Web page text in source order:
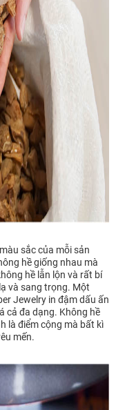
sắc của mỗi sản
hề giống nhau mà
hề lẫn lộn và rất bí
và sang trọng. Một
Jewelry in đậm dấu ấn
cả đa dạng. Không hề
là điểm cộng mà bất kì
mến.